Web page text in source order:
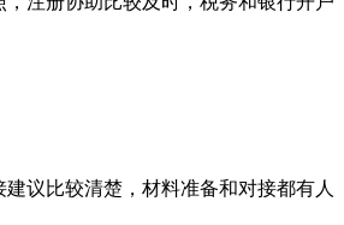
议比较清楚，材料准备和对接都有人